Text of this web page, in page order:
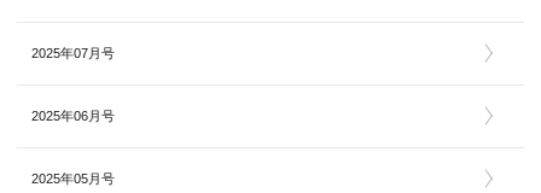
2025年07月号
2025年06月号
2025年05月号